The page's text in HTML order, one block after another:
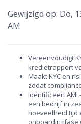
Gewijzigd op: Do,
AM
Vereenvoudigt
kredietrapport
Maakt KYC en
zodat
Identificeert
een bedrijf in
hoeveelheid tijd
onboardingfase